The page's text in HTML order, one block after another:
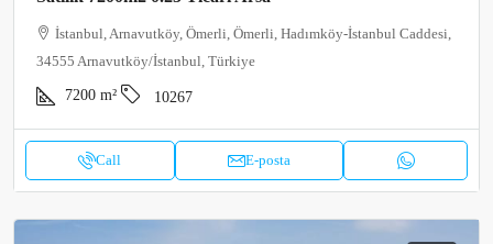
İstanbul, Arnavutköy, Ömerli, Ömerli, Hadımköy-İstanbul Caddesi,
34555 Arnavutköy/İstanbul, Türkiye
7200 m² 10267
Call E-posta